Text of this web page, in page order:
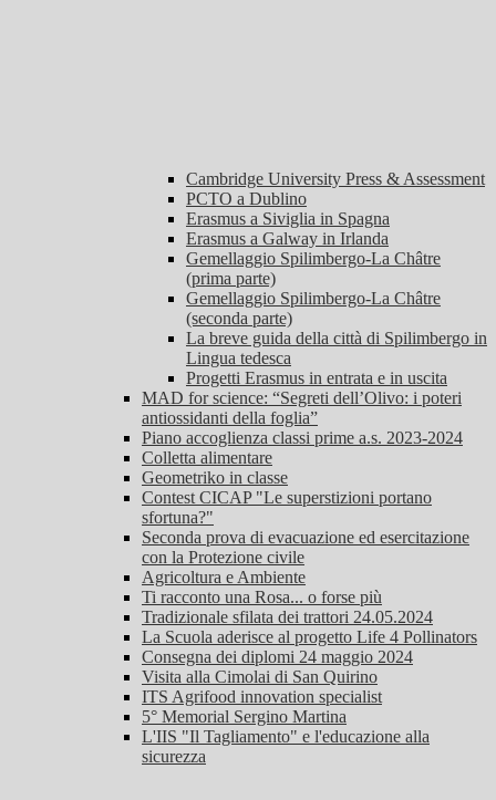
Cambridge University Press & Assessment
PCTO a Dublino
Erasmus a Siviglia in Spagna
Erasmus a Galway in Irlanda
Gemellaggio Spilimbergo-La Châtre
(prima parte)
Gemellaggio Spilimbergo-La Châtre
(seconda parte)
La breve guida della città di Spilimbergo in
Lingua tedesca
Progetti Erasmus in entrata e in uscita
MAD for science: “Segreti dell’Olivo: i poteri
antiossidanti della foglia”
Piano accoglienza classi prime a.s. 2023-2024
Colletta alimentare
Geometriko in classe
Contest CICAP "Le superstizioni portano
sfortuna?"
Seconda prova di evacuazione ed esercitazione
con la Protezione civile
Agricoltura e Ambiente
Ti racconto una Rosa... o forse più
Tradizionale sfilata dei trattori 24.05.2024
La Scuola aderisce al progetto Life 4 Pollinators
Consegna dei diplomi 24 maggio 2024
Visita alla Cimolai di San Quirino
ITS Agrifood innovation specialist
5° Memorial Sergino Martina
L'IIS "Il Tagliamento" e l'educazione alla
sicurezza